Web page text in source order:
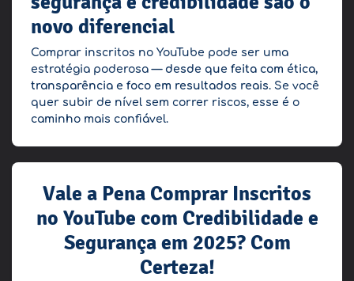
novo diferencial
Comprar inscritos no YouTube pode ser uma
estratégia poderosa — desde que feita com ética,
transparência e foco em resultados reais. Se você
quer subir de nível sem correr riscos, esse é o
caminho mais confiável.
Vale a Pena Comprar Inscritos
no YouTube com Credibilidade e
Segurança em 2025? Com
Certeza!